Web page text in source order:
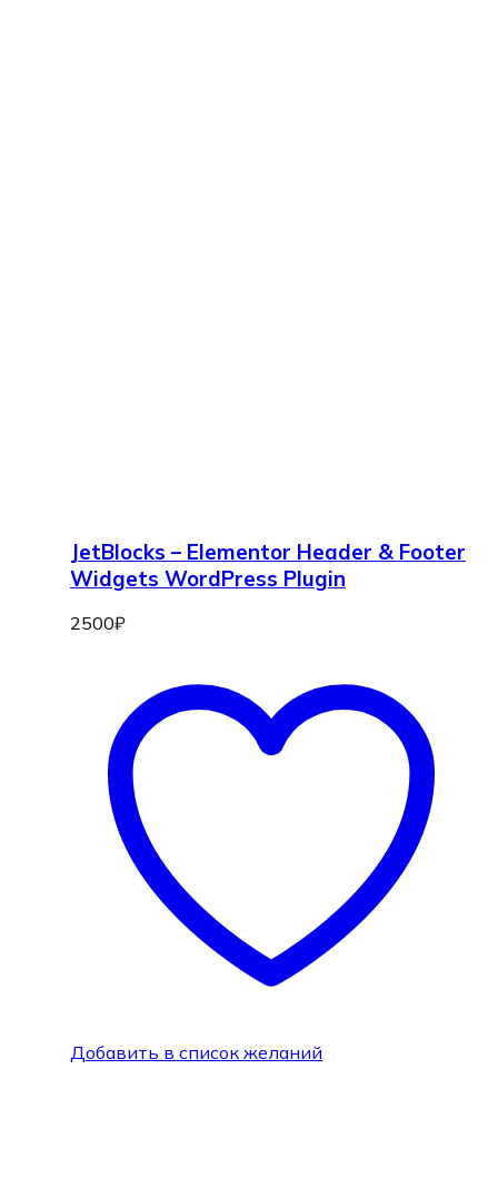
JetBlocks – Elementor Header & Footer
Widgets WordPress Plugin
2500₽
Добавить в список желаний